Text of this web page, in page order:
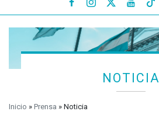
 
NOTICIA
Inicio » Prensa » Noticia